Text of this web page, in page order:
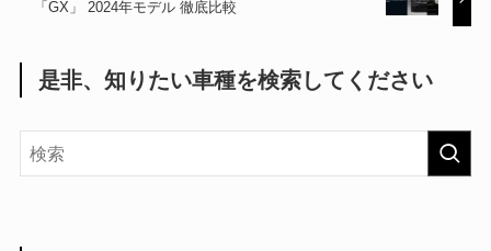
「GX」 2024年モデル 徹底比較
是非、知りたい車種を検索してください